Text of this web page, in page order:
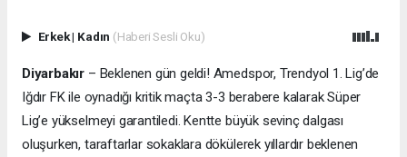
Erkek| Kadın (Haberi Sesli Oku)
Diyarbakır – Beklenen gün geldi! Amedspor, Trendyol 1. Lig’de
Iğdır FK ile oynadığı kritik maçta 3-3 berabere kalarak Süper
Lig’e yükselmeyi garantiledi. Kentte büyük sevinç dalgası
oluşurken, taraftarlar sokaklara dökülerek yıllardır beklenen